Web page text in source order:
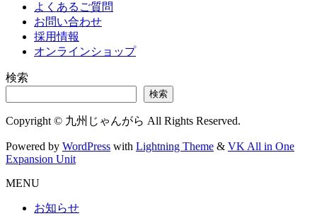
よくあるご質問
お問い合わせ
採用情報
オンラインショップ
検索
検索
Copyright © 九州じゃんがら All Rights Reserved.
Powered by WordPress with Lightning Theme & VK All in One
Expansion Unit
MENU
お知らせ